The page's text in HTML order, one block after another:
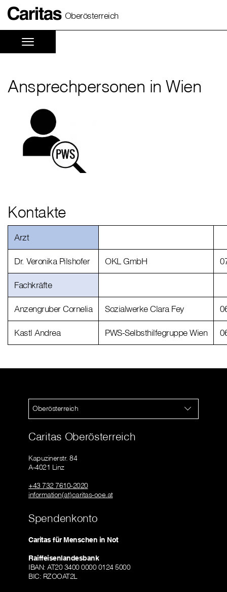
Oberösterreich
Ansprechpersonen in Wien
Kontakte
Arzt
Dr. Veronika Pilshofer OKL GmbH
Fachkräfte
Anzengruber Cornelia Sozialwerke Clara Fey
Kastl Andrea PWS-Selbsthilfegruppe Wien
Oberösterreich
Caritas Oberösterreich
Kapuzinerstr. 84
A-4021 Linz
+43 732 7610-2020
information(at)caritas-ooe.at
Spendenkonto
Caritas für Menschen in Not
Raiffeisenlandesbank
IBAN: AT20 3400 0000 0124 5000
BIC: RZOOAT2L